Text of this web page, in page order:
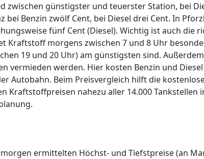
zwischen günstigster und teuerster Station, bei
bei Benzin zwölf Cent, bei Diesel drei Cent. In
fünf Cent (Diesel). Wichtig ist auch die
Kraftstoff morgens zwischen 7 und 8 Uhr
19 und 20 Uhr) am günstigsten sind.
vermieden werden. Hier kosten Benzin und
Autobahn. Beim Preisvergleich hilft die
Kraftstoffpreisen nahezu aller 14.000 Tankstellen
ermittelten Höchst- und Tiefstpreise (an